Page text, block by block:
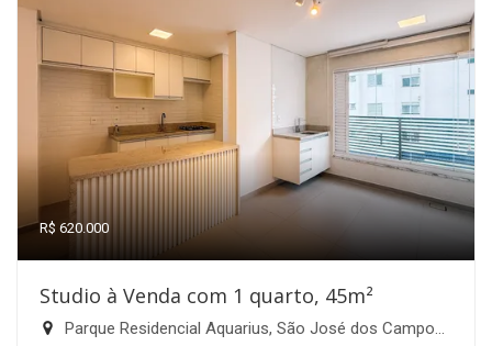
R$ 620.000
Studio à Venda com 1 quarto, 45m²
Parque Residencial Aquarius, São José dos Campos-SP